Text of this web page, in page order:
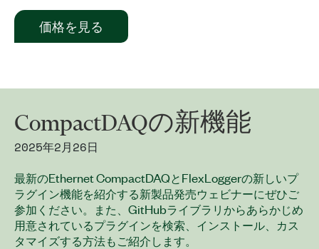
価格を見る
CompactDAQの新機能
2025年2月26日
最新のEthernet CompactDAQとFlexLoggerの新しいプ
ラグイン機能を紹介する新製品発売ウェビナーにぜひご
参加ください。また、GitHubライブラリからあらかじめ
用意されているプラグインを検索、インストール、カス
タマイズする方法もご紹介します。